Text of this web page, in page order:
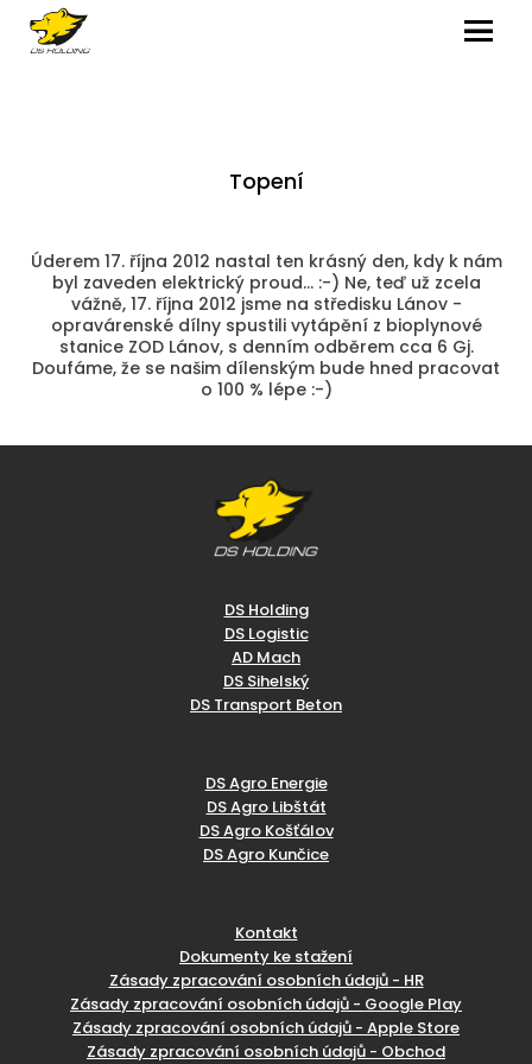
MENU
Topení
Úderem 17. října 2012 nastal ten krásný den, kdy k nám
byl zaveden elektrický proud... :-) Ne, teď už zcela
vážně, 17. října 2012 jsme na středisku Lánov -
opravárenské dílny spustili vytápění z bioplynové
stanice ZOD Lánov, s denním odběrem cca 6 Gj.
Doufáme, že se našim dílenským bude hned pracovat
o 100 % lépe :-)
DS Holding
DS Logistic
AD Mach
DS Sihelský
DS Transport Beton
DS Agro Energie
DS Agro Libštát
DS Agro Košťálov
DS Agro Kunčice
Kontakt
Dokumenty ke stažení
Zásady zpracování osobních údajů - HR
Zásady zpracování osobních údajů - Google Play
Zásady zpracování osobních údajů - Apple Store
Zásady zpracování osobních údajů - Obchod